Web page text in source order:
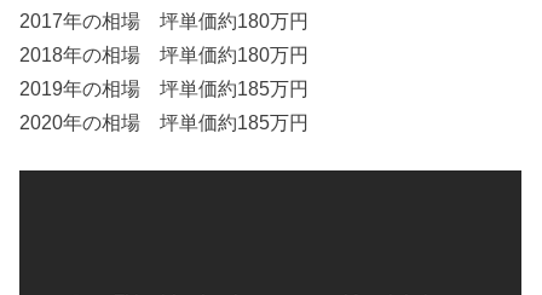
2017年の相場 坪単価約180万円
2018年の相場 坪単価約180万円
2019年の相場 坪単価約185万円
2020年の相場 坪単価約185万円